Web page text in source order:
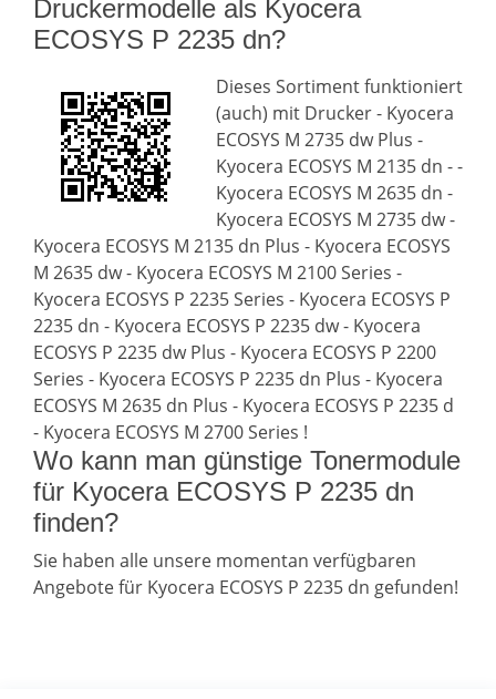
Druckermodelle als Kyocera
ECOSYS P 2235 dn?
Dieses Sortiment funktioniert
(auch) mit Drucker - Kyocera
ECOSYS M 2735 dw Plus -
Kyocera ECOSYS M 2135 dn - -
Kyocera ECOSYS M 2635 dn -
Kyocera ECOSYS M 2735 dw -
Kyocera ECOSYS M 2135 dn Plus - Kyocera ECOSYS
M 2635 dw - Kyocera ECOSYS M 2100 Series -
Kyocera ECOSYS P 2235 Series - Kyocera ECOSYS P
2235 dn - Kyocera ECOSYS P 2235 dw - Kyocera
ECOSYS P 2235 dw Plus - Kyocera ECOSYS P 2200
Series - Kyocera ECOSYS P 2235 dn Plus - Kyocera
ECOSYS M 2635 dn Plus - Kyocera ECOSYS P 2235 d
- Kyocera ECOSYS M 2700 Series !
Wo kann man günstige Tonermodule
für Kyocera ECOSYS P 2235 dn
finden?
Sie haben alle unsere momentan verfügbaren
Angebote für Kyocera ECOSYS P 2235 dn gefunden!